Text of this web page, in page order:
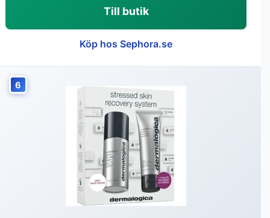
Till butik
Köp hos Sephora.se
6